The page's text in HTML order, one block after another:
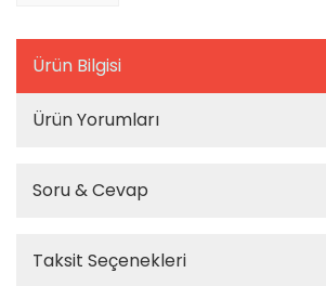
Ürün Bilgisi
Ürün Yorumları
Soru & Cevap
Taksit Seçenekleri